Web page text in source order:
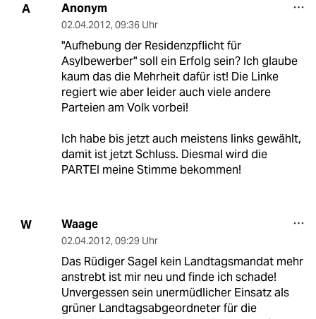
A Anonym
02.04.2012, 09:36 Uhr
"Aufhebung der Residenzpflicht für
Asylbewerber" soll ein Erfolg sein? Ich glaube
kaum das die Mehrheit dafür ist! Die Linke
regiert wie aber leider auch viele andere
Parteien am Volk vorbei!
Ich habe bis jetzt auch meistens links gewählt,
damit ist jetzt Schluss. Diesmal wird die
PARTEI meine Stimme bekommen!
W Waage
02.04.2012, 09:29 Uhr
Das Rüdiger Sagel kein Landtagsmandat mehr
anstrebt ist mir neu und finde ich schade!
Unvergessen sein unermüdlicher Einsatz als
grüner Landtagsabgeordneter für die